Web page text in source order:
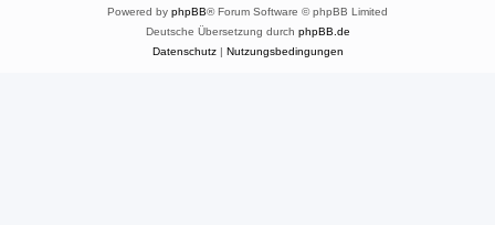
Powered by phpBB® Forum Software © phpBB Limited
Deutsche Übersetzung durch phpBB.de
Datenschutz| Nutzungsbedingungen